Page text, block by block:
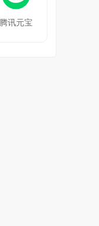
腾讯元宝